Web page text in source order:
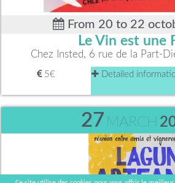
From 20 to 22
Le Vin est une
Chez Insted, 6 rue de la Part-
5€ Detailed
27 MARCH